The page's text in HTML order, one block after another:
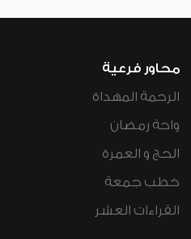
محاور فرعية
الرحمة المهداة
واحة رمضان
الحج و العمرة
خطب جمعة
القراءات العشر